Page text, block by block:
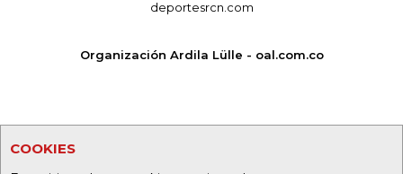
COOKIES
deportesrcn.com
Organización Ardila Lülle - oal.com.co